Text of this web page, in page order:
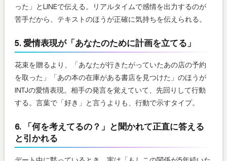
った」とLINEで伝える。リアルタイムで感情を出力するのが
苦手だから、テキストのほうが正確に気持ちを伝えられる。
5. 愛情表現が「あなたのために計画を立てる」
花束を贈るより、「あなたが行きたがっていたあの店の予約
を取った」「あの本の在庫がある書店を見つけた」のほうが
INTJの愛情表現。相手の発言を覚えていて、先回りして行動
する。言葉で「好き」と言うよりも、行動で示すタイプ。
6. 「何を考えてるの？」と聞かれて正直に答える
と引かれる